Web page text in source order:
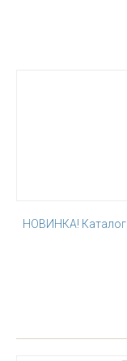
НОВИНКА! Каталог